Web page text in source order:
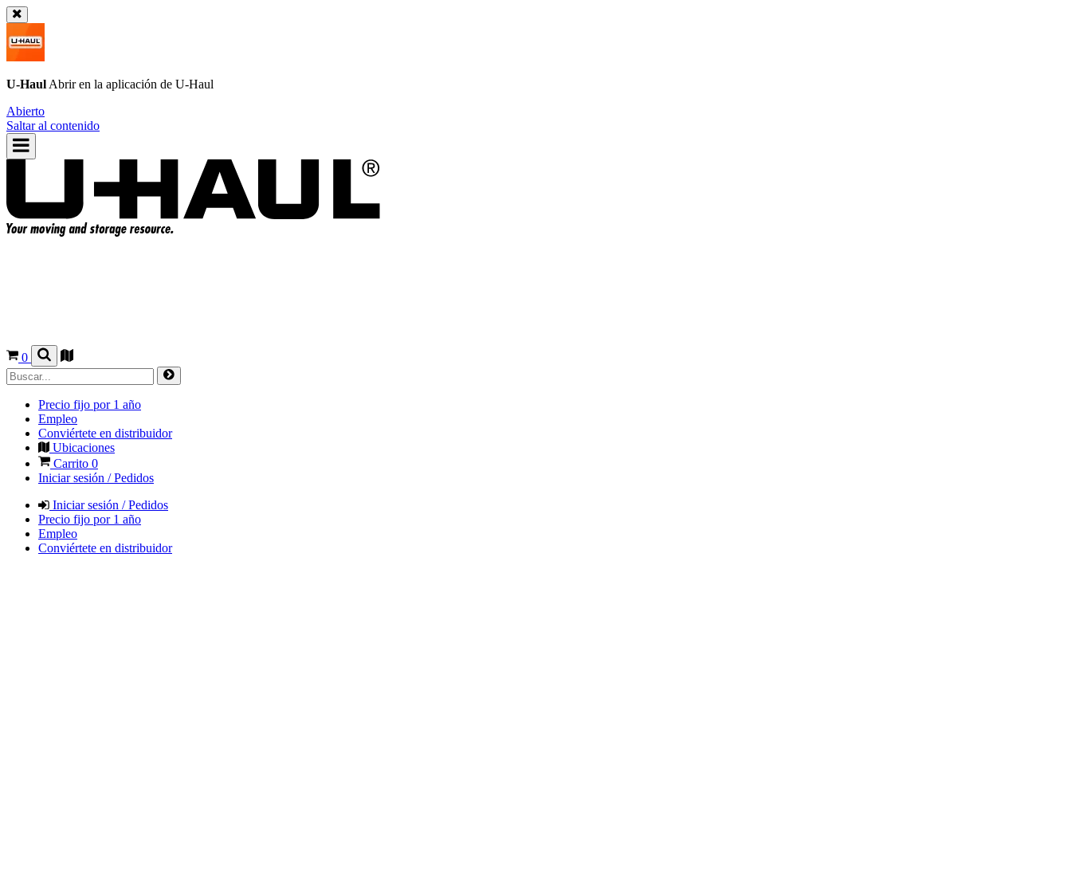
U-Haul Abrir en la aplicación de U-Haul
Abierto
Saltar al contenido
0
Precio fijo por 1 año
Empleo
Conviértete en distribuidor
Ubicaciones
Carrito 0
Iniciar sesión / Pedidos
Iniciar sesión / Pedidos
Precio fijo por 1 año
Empleo
Conviértete en distribuidor